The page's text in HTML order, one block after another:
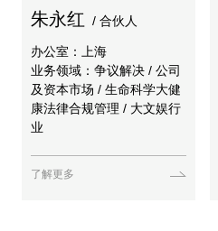
朱永红 / 合伙人
办公室：上海
业务领域：争议解决 / 公司
及资本市场 / 生命科学大健
康法律合规管理 / 大文娱行
业
了解更多